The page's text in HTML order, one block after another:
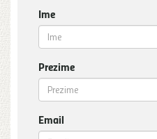
Ime
Prezime
Email